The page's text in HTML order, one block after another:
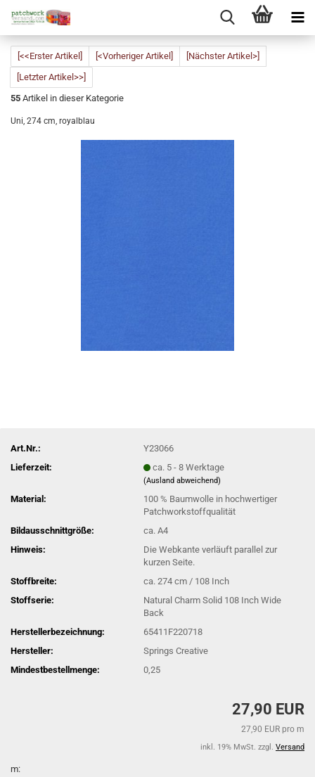
[<<Erster Artikel] [<Vorheriger Artikel]
[Nächster Artikel>]
[Letzter Artikel>>]
55 Artikel in dieser Kategorie
Uni, 274 cm, royalblau
Art.Nr.:
Y23066
Lieferzeit:
ca. 5 - 8 Werktage
(Ausland abweichend)
Material:
100 % Baumwolle in hochwertiger
Patchworkstoffqualität
Bildausschnittgröße:
ca. A4
Hinweis:
Die Webkante verläuft parallel zur
kurzen Seite.
Stoffbreite:
ca. 274 cm / 108 Inch
Stoffserie:
Natural Charm Solid 108 Inch Wide
Back
Herstellerbezeichnung:
65411F220718
Hersteller:
Springs Creative
Mindestbestellmenge:
0,25
27,90 EUR
27,90 EUR pro m
inkl. 19% MwSt. zzgl. Versand
m: